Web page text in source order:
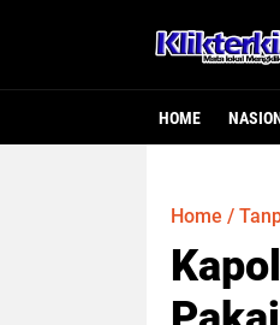
HOME
Home /